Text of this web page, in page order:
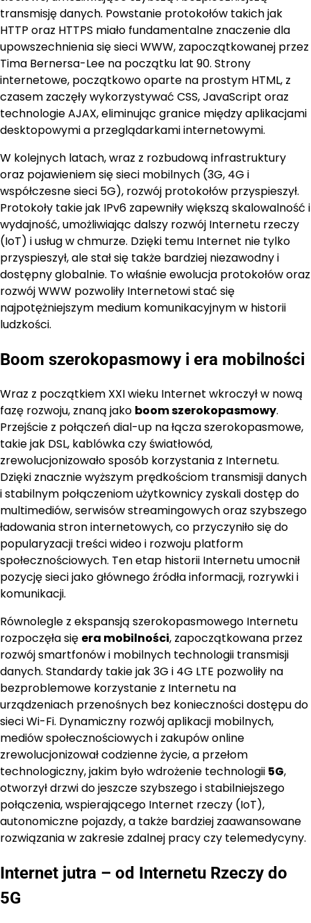
transmisję danych. Powstanie protokołów takich jak
HTTP oraz HTTPS miało fundamentalne znaczenie dla
upowszechnienia się sieci WWW, zapoczątkowanej przez
Tima Bernersa-Lee na początku lat 90. Strony
internetowe, początkowo oparte na prostym HTML, z
czasem zaczęły wykorzystywać CSS, JavaScript oraz
technologie AJAX, eliminując granice między aplikacjami
desktopowymi a przeglądarkami internetowymi.
W kolejnych latach, wraz z rozbudową infrastruktury
oraz pojawieniem się sieci mobilnych (3G, 4G i
współczesne sieci 5G), rozwój protokołów przyspieszył.
Protokoły takie jak IPv6 zapewniły większą skalowalność i
wydajność, umożliwiając dalszy rozwój Internetu rzeczy
(IoT) i usług w chmurze. Dzięki temu Internet nie tylko
przyspieszył, ale stał się także bardziej niezawodny i
dostępny globalnie. To właśnie ewolucja protokołów oraz
rozwój WWW pozwoliły Internetowi stać się
najpotężniejszym medium komunikacyjnym w historii
ludzkości.
Boom szerokopasmowy i era mobilności
Wraz z początkiem XXI wieku Internet wkroczył w nową
fazę rozwoju, znaną jako boom szerokopasmowy.
Przejście z połączeń dial-up na łącza szerokopasmowe,
takie jak DSL, kablówka czy światłowód,
zrewolucjonizowało sposób korzystania z Internetu.
Dzięki znacznie wyższym prędkościom transmisji danych
i stabilnym połączeniom użytkownicy zyskali dostęp do
multimediów, serwisów streamingowych oraz szybszego
ładowania stron internetowych, co przyczyniło się do
popularyzacji treści wideo i rozwoju platform
społecznościowych. Ten etap historii Internetu umocnił
pozycję sieci jako głównego źródła informacji, rozrywki i
komunikacji.
Równolegle z ekspansją szerokopasmowego Internetu
rozpoczęła się era mobilności, zapoczątkowana przez
rozwój smartfonów i mobilnych technologii transmisji
danych. Standardy takie jak 3G i 4G LTE pozwoliły na
bezproblemowe korzystanie z Internetu na
urządzeniach przenośnych bez konieczności dostępu do
sieci Wi-Fi. Dynamiczny rozwój aplikacji mobilnych,
mediów społecznościowych i zakupów online
zrewolucjonizował codzienne życie, a przełom
technologiczny, jakim było wdrożenie technologii 5G,
otworzył drzwi do jeszcze szybszego i stabilniejszego
połączenia, wspierającego Internet rzeczy (IoT),
autonomiczne pojazdy, a także bardziej zaawansowane
rozwiązania w zakresie zdalnej pracy czy telemedycyny.
Internet jutra – od Internetu Rzeczy do
5G